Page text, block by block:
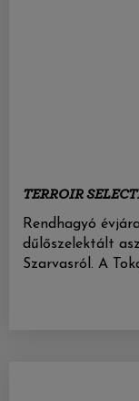
TERROIR
Rendhagyó
dűlőszelektált
Szarvasról. A